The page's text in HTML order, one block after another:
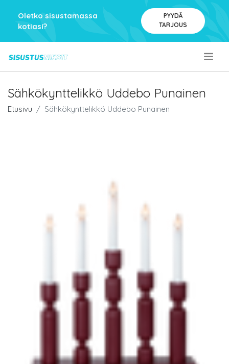
Oletko sisustamassa
kotiasi?
PYYDÄ
TARJOUS
Sähkökynttelikkö Uddebo Punainen
Etusivu Sähkökynttelikkö Uddebo Punainen